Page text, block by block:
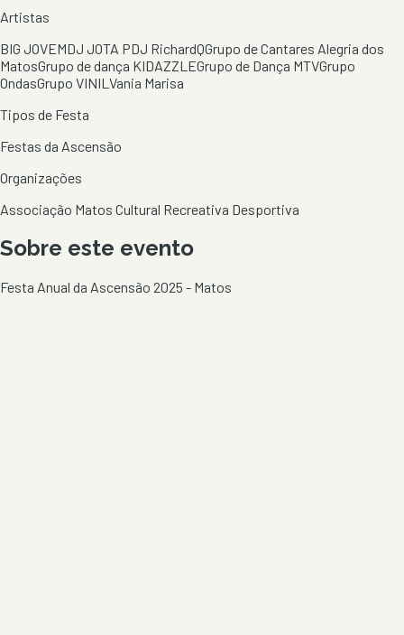
Artistas
BIG JOVEMDJ JOTA PDJ RichardQGrupo de Cantares Alegria dos
MatosGrupo de dança KIDAZZLEGrupo de Dança MTVGrupo
OndasGrupo VINIL Vania Marisa
Tipos de Festa
Festas da Ascensão
Organizações
Associação Matos Cultural Recreativa Desportiva
Sobre este evento
Festa Anual da Ascensão 2025 - Matos